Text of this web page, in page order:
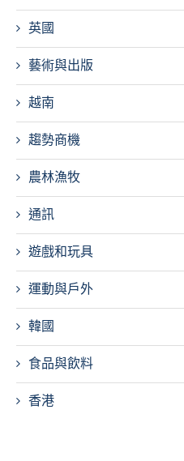
英國
藝術與出版
越南
趨勢商機
農林漁牧
通訊
遊戲和玩具
運動與戶外
韓國
食品與飲料
香港